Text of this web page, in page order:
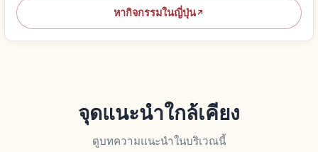
หากิจกรรมในญี่ปุ่น↗
จุดแนะนำใกล้เคียง
ดูบทความแนะนำในบริเวณนี้